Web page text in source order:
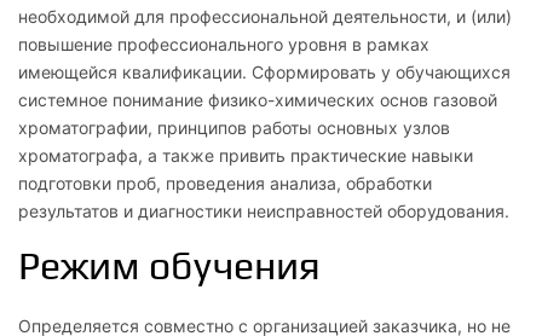
необходимой для профессиональной деятельности, и (или)
повышение профессионального уровня в рамках
имеющейся квалификации. Сформировать у обучающихся
системное понимание физико-химических основ газовой
хроматографии, принципов работы основных узлов
хроматографа, а также привить практические навыки
подготовки проб, проведения анализа, обработки
результатов и диагностики неисправностей оборудования.
Режим обучения
Определяется совместно с организацией заказчика, но не